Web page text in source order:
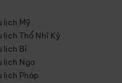
lịch Mỹ
lịch Thổ Nhĩ Kỳ
lịch Bỉ
lịch Nga
lịch Pháp